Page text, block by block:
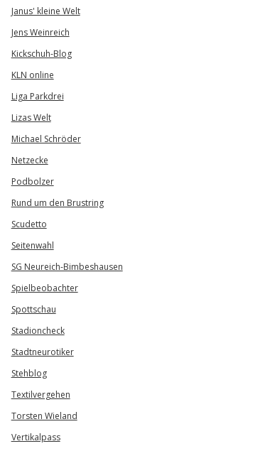
Janus' kleine Welt
Jens Weinreich
Kickschuh-Blog
KLN online
Liga Parkdrei
Lizas Welt
Michael Schröder
Netzecke
Podbolzer
Rund um den Brustring
Scudetto
Seitenwahl
SG Neureich-Bimbeshausen
Spielbeobachter
Spottschau
Stadioncheck
Stadtneurotiker
Stehblog
Textilvergehen
Torsten Wieland
Vertikalpass